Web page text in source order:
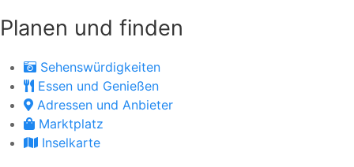
Planen und finden
Sehenswürdigkeiten
Essen und Genießen
Adressen und Anbieter
Marktplatz
Inselkarte